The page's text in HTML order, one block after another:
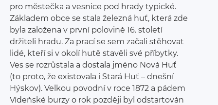
pro městečka a vesnice pod hrady typické.
Základem obce se stala železná huť, která zde
byla založena v první polovině 16. století
držiteli hradu. Za prací se sem začali stěhovat
lidé, kteří si v okolí hutě stavěli své příbytky.
Ves se rozrůstala a dostala jméno Nová Huť
(to proto, že existovala i Stará Huť – dnešní
Hýskov). Velkou povodní v roce 1872 a pádem
Vídeňské burzy o rok později byl odstartován